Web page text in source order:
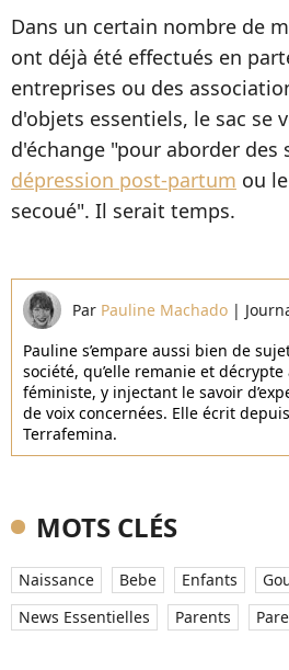
Dans un certain nombre de
ont déjà été effectués en
entreprises ou des
d'objets essentiels, le sac se
d'échange "pour aborder des
dépression post-partum ou
secoué". Il serait temps.
Par Pauline Machado |
Pauline s’empare aussi bien de
société, qu’elle remanie et
féministe, y injectant le savoir
de voix concernées. Elle écrit
Terrafemina.
MOTS CLÉS
Naissance Bebe Enfants
News Essentielles
Parents